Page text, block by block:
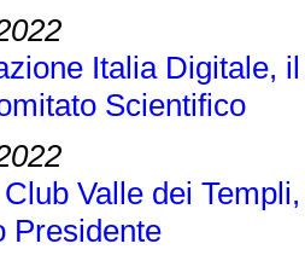
Italia Digitale,
Scientifico
Valle dei
Presidente